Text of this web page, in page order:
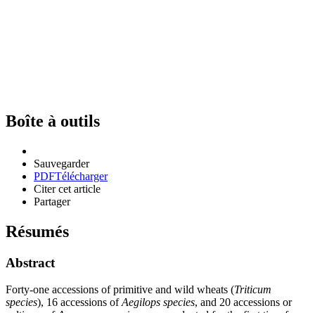
Boîte à outils
Sauvegarder
PDFTélécharger
Citer cet article
Partager
Résumés
Abstract
Forty-one accessions of primitive and wild wheats (Triticum
species), 16 accessions ofAegilops species, and 20 accessions or